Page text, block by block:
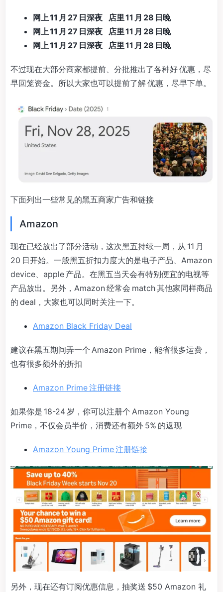
网上 11 月 27 日深夜 店里 11 月 28 日晚
网上 11 月 27 日深夜 店里 11 月 28 日晚
网上 11 月 27 日深夜 店里 11 月 28 日晚
不过现在大部分商家都提前、分批推出了各种好 优惠，尽
早回笼资金。所以大家也可以提前了解 优惠，尽早下单。
下面列出一些常见的黑五商家广告和链接
Amazon
现在已经放出了部分活动，这次黑五持续一周，从 11 月
20 日开始。一般黑五折扣力度大的是电子产品、Amazon
device、apple 产品。在黑五当天会有特别便宜的电视等
产品放出。另外，Amazon 经常会 match 其他家同样商品
的 deal，大家也可以同时关注一下。
Amazon Black Friday Deal
建议在黑五期间弄一个 Amazon Prime，能省很多运费，
也有很多额外的折扣
Amazon Prime 注册链接
如果你是 18-24 岁，你可以注册个 Amazon Young
Prime，不仅会员半价，消费还有额外 5% 的返现
Amazon Young Prime 注册链接
另外，现在还有订阅优惠信息，抽奖送 $50 Amazon 礼